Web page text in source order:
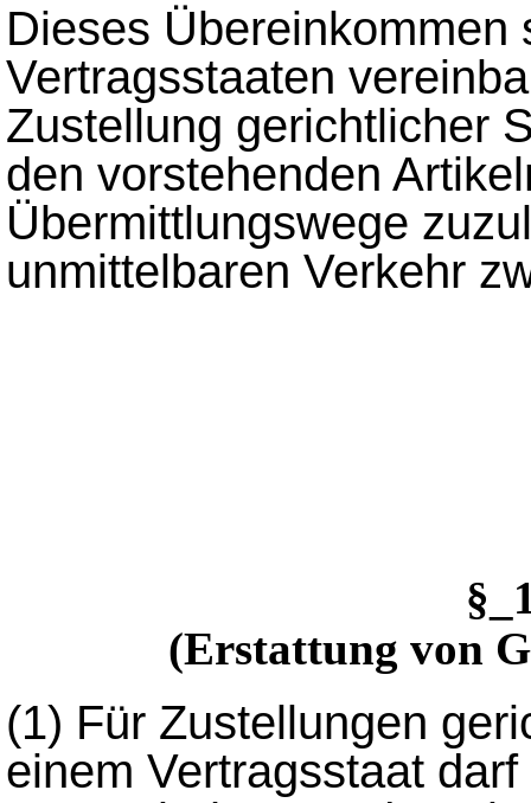
Dieses
Vertragsstaaten
Zustellung gerichtlicher
den vorstehenden
Übermittlungswege
unmittelbaren Verkehr
(Erstattung von
(1) Für Zustellungen
einem Vertragsstaat